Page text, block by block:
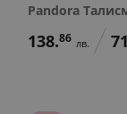
Pandora
138.86 лв.